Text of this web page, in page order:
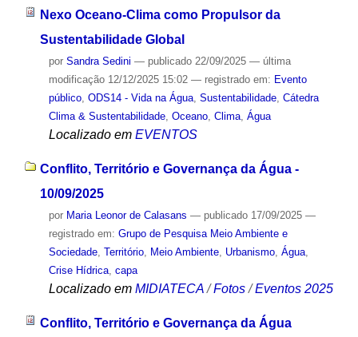
Nexo Oceano-Clima como Propulsor da
Sustentabilidade Global
por Sandra Sedini — publicado22/09/2025 — última
modificação12/12/2025 15:02 — registrado em: Evento
público, ODS14 - Vida na Água, Sustentabilidade, Cátedra
Clima & Sustentabilidade, Oceano, Clima, Água
Localizado em EVENTOS
Conflito, Território e Governança da Água -
10/09/2025
por Maria Leonor de Calasans — publicado17/09/2025 —
registrado em: Grupo de Pesquisa Meio Ambiente e
Sociedade, Território, Meio Ambiente, Urbanismo, Água,
Crise Hídrica, capa
Localizado em MIDIATECA /Fotos /Eventos 2025
Conflito, Território e Governança da Água